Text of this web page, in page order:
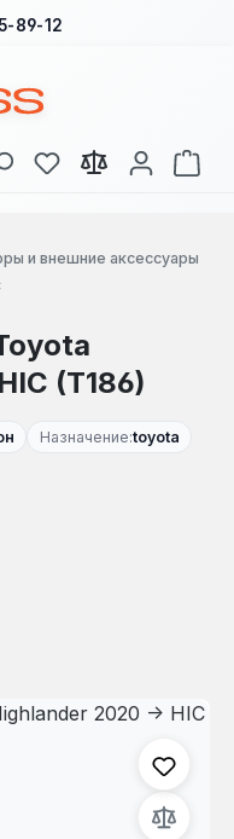
89-12
У вас есть товары
В
и внешние аксессуары
(T186)
Назначение:toyota